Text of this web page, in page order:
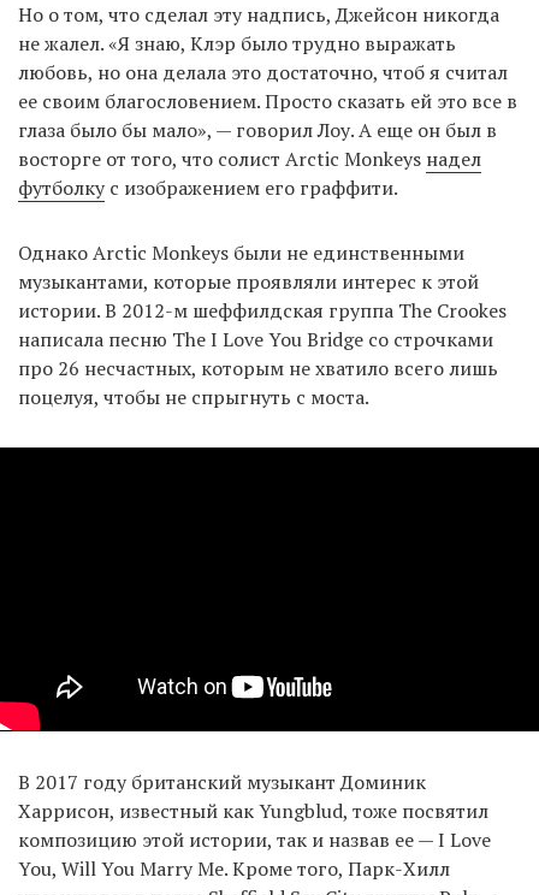
Но о том, что сделал эту надпись, Джейсон никогда
не жалел. «Я знаю, Клэр было трудно выражать
любовь, но она делала это достаточно, чтоб я считал
ее своим благословением. Просто сказать ей это все в
глаза было бы мало», — говорил Лоу. А еще он был в
восторге от того, что солист Arctic Monkeys надел
футболкус изображением его граффити.
Однако Arctic Monkeys были не единственными
музыкантами, которые проявляли интерес к этой
истории. В 2012-м шеффилдская группа The Crookes
написала песню The I Love You Bridge со строчками
про 26 несчастных, которым не хватило всего лишь
поцелуя, чтобы не спрыгнуть с моста.
В 2017 году британский музыкант Доминик
Харрисон, известный как Yungblud, тоже посвятил
композицию этой истории, так и назвав ее — I Love
You, Will You Marry Me. Кроме того, Парк-Хилл